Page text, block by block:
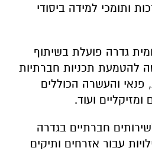
ותומכי למידה ביסודי
גדרה פועלת בשיתוף
להטמעת תכניות חברתיות
פנאי והעשרה הכוללים
ומזיקליים ועוד.
חברתיים בגדרה
עבור אזרחים ותיקים